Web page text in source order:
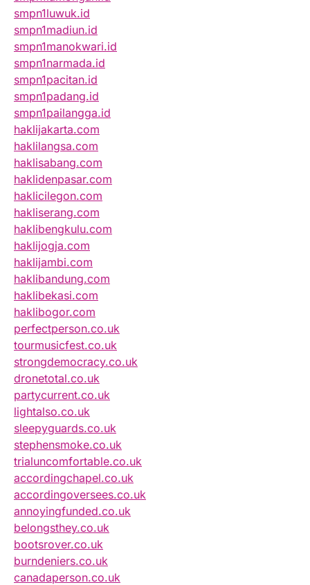
smpn1luwuk.id
smpn1madiun.id
smpn1manokwari.id
smpn1narmada.id
smpn1pacitan.id
smpn1padang.id
smpn1pailangga.id
haklijakarta.com
haklilangsa.com
haklisabang.com
haklidenpasar.com
haklicilegon.com
hakliserang.com
haklibengkulu.com
haklijogja.com
haklijambi.com
haklibandung.com
haklibekasi.com
haklibogor.com
perfectperson.co.uk
tourmusicfest.co.uk
strongdemocracy.co.uk
dronetotal.co.uk
partycurrent.co.uk
lightalso.co.uk
sleepyguards.co.uk
stephensmoke.co.uk
trialuncomfortable.co.uk
accordingchapel.co.uk
accordingoversees.co.uk
annoyingfunded.co.uk
belongsthey.co.uk
bootsrover.co.uk
burndeniers.co.uk
canadaperson.co.uk